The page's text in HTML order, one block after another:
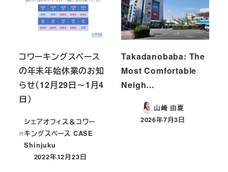
コワーキングスペース
の年末年始休業のお知
らせ（12月29日～1月4
日）
シェアオフィス＆コワー
キングスペース CASE
Shinjuku
投稿日
2022年12月23日
Takadanobaba: The
Most Comfortable
Neigh…
山﨑 由夏
投稿日
2026年7月3日